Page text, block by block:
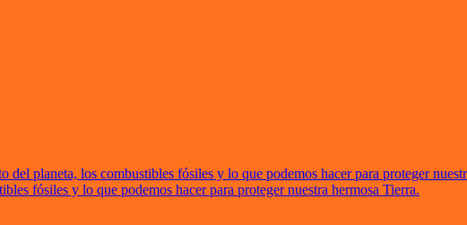
planeta, los combustibles fósiles y lo que podemos hacer para proteger
fósiles y lo que podemos hacer para proteger nuestra hermosa Tierra.